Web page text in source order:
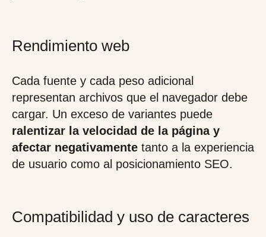
Rendimiento web
Cada fuente y cada peso adicional
representan archivos que el navegador debe
cargar. Un exceso de variantes puede
ralentizar la velocidad de la página y
afectar negativamente tanto a la experiencia
de usuario como al posicionamiento SEO.
Compatibilidad y uso de caracteres